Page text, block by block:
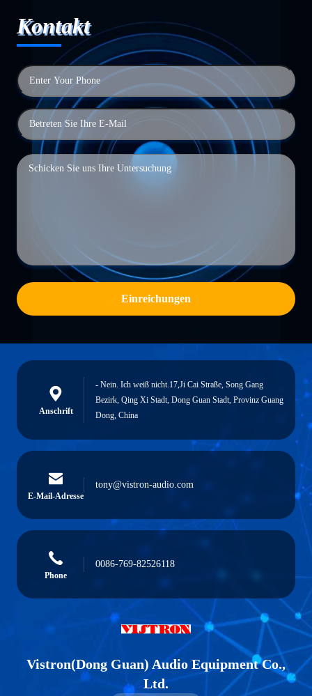
Kontakt
Einreichungen
Anschrift
- Nein. Ich weiß nicht.17,Ji Cai Straße, Song Gang
Bezirk, Qing Xi Stadt, Dong Guan Stadt, Provinz Guang
Dong, China
E-Mail-Adresse
tony@vistron-audio.com
Phone
0086-769-82526118
Vistron(Dong Guan) Audio Equipment Co.,
Ltd.